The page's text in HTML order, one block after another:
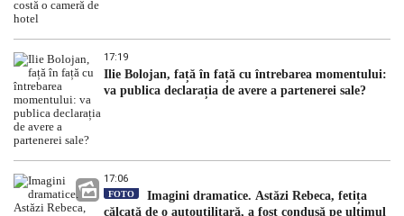
17:19
Ilie Bolojan, față în față cu întrebarea momentului:
va publica declarația de avere a partenerei sale?
17:06
FOTO
Imagini dramatice. Astăzi Rebeca, fetița
călcată de o autoutilitară, a fost condusă pe ultimul